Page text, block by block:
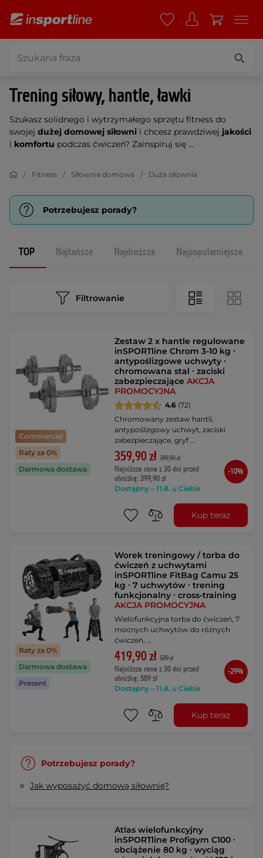
Trening siłowy, hantle, ławki
Szukasz solidnego i wytrzymałego sprzętu fitness do
swojej dużej domowej siłowni i chcesz prawdziwej jakości
i komfortu podczas ćwiczeń? Zainspiruj się ...
Fitness Siłownia domowa Duża siłownia
Potrzebujesz porady?
TOP Najtańsze Najdroższe Najpopularniejsze
Filtrowanie
Commercial
Raty za 0%
Darmowa dostawa
Zestaw 2 x hantle regulowane
inSPORTline Chrom 3-10 kg ∙
antypoślizgowe uchwyty ∙
chromowana stal ∙ zaciski
zabezpieczająceAKCJA
PROMOCYJNA
4.6 (72)
Chromowany zestaw hantli,
antypoślizgowy uchwyt, zaciski
zabezpieczające, gryf …
359,90 zł 399,90 zł
Najniższa cena z 30 dni przed
obniżką: 399,90 zł
Dostępny – 11.8. u Ciebie
-10%
Kup teraz
Raty za 0%
Darmowa dostawa
Prezent
Worek treningowy / torba do
ćwiczeń z uchwytami
inSPORTline FitBag Camu 25
kg ∙ 7 uchwytów ∙ trening
funkcjonalny ∙ cross-training
AKCJA PROMOCYJNA
Wielofunkcyjna torba do ćwiczeń, 7
mocnych uchwytów do różnych
ćwiczeń, …
419,90 zł 589 zł
Najniższa cena z 30 dni przed
obniżką: 589 zł
Dostępny – 11.8. u Ciebie
-29%
Kup teraz
Potrzebujesz porady?
Jak wyposażyć domową siłownię?
Atlas wielofunkcyjny
inSPORTline Profigym C100 ∙
obciążenie 80 kg ∙ wyciąg